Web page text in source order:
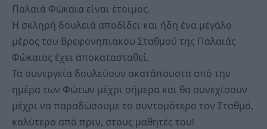
Παλαιά Φώκαια είναι έτοιμος.
Η σκληρή δουλειά αποδίδει και ήδη ένα μεγάλο
μέρος του Βρεφονηπιακου Σταθμού της Παλαιάς
Φώκαιας έχει αποκατασταθεί.
Τα συνεργεία δουλεύουν ακατάπαυστα από την
ημέρα των Φώτων μέχρι σήμερα και θα συνεχίσουν
μέχρι να παραδώσουμε το συντομότερο τον Σταθμό,
καλύτερο από πριν, στους μαθητές του!